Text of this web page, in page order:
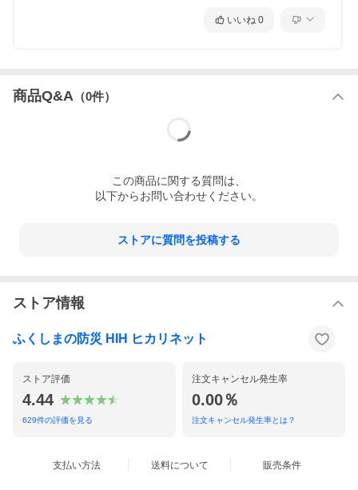
いいね 0
商品Q&A （0件）
この商品に関する質問は、
以下からお問い合わせください。
ストアに質問を投稿する
ストア情報
ふくしまの防災 HIH ヒカリネット
ストア評価
4.44
629件の評価を見る
注文キャンセル発生率
0.00％
注文キャンセル発生率とは？
支払い方法 送料について 販売条件